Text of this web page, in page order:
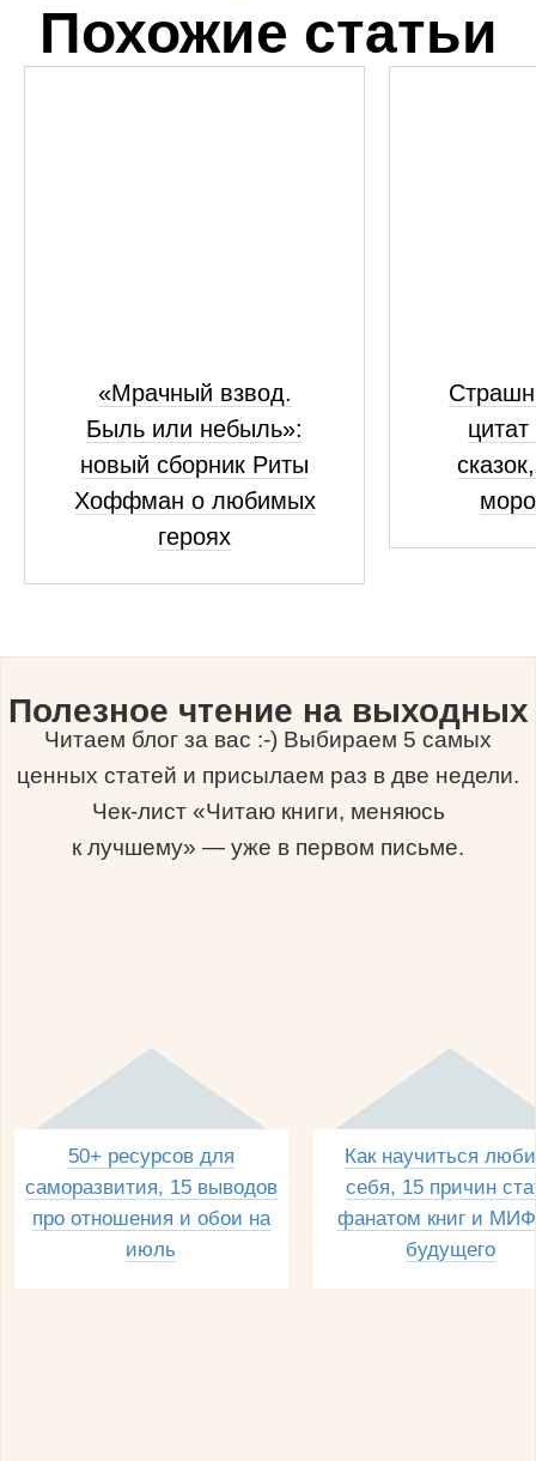
Похожие статьи
«Мрачный взвод.
Быль или небыль»:
новый сборник Риты
Хоффман о любимых
героях
цитат
Полезное чтение на выходных
Читаем блог за вас :-) Выбираем 5 самых
ценных статей и присылаем раз в две недели.
Чек-лист «Читаю книги, меняюсь
к лучшему» — уже в первом письме.
50+ ресурсов для
саморазвития, 15 выводов
про отношения и обои на
июль
Как научиться
себя, 15 причин
фанатом книг и
будущего